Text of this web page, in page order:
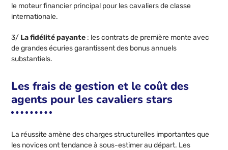
le moteur financier principal pour les cavaliers de classe
internationale.
3/ La fidélité payante : les contrats de première monte avec
de grandes écuries garantissent des bonus annuels
substantiels.
Les frais de gestion et le coût des
agents pour les cavaliers stars
La réussite amène des charges structurelles importantes que
les novices ont tendance à sous-estimer au départ. Les